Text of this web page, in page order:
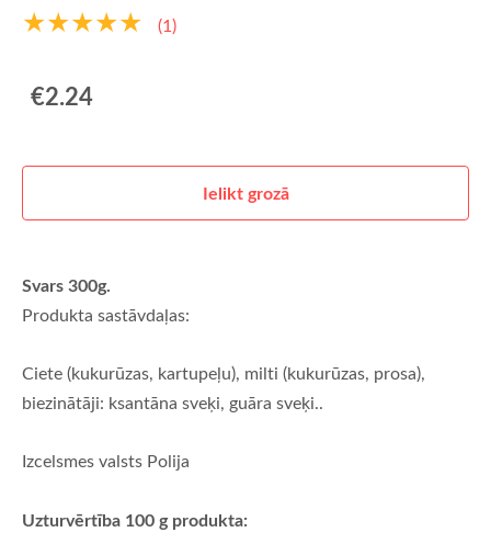
★★★★★ (1)
€2.24
Ielikt grozā
Svars 300g.
Produkta sastāvdaļas:
Ciete (kukurūzas, kartupeļu), milti (kukurūzas, prosa),
biezinātāji: ksantāna sveķi, guāra sveķi..
Izcelsmes valsts Polija
Uzturvērtība 100 g produkta: